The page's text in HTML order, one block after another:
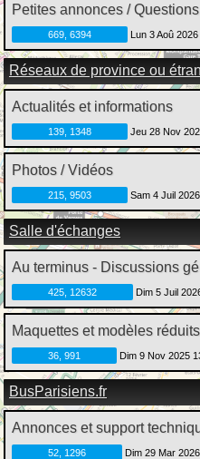
Petites annonces / Questions
669, 6394 Lun 3 Aoû
Réseaux de province ou
Actualités et informations
139, 1348 Jeu 28 Nov
Photos / Vidéos
215, 9503 Sam 4 Juil
Salle d'échanges
Au terminus - Discussions
425, 12632 Dim 5 Juil
Maquettes et modèles réduits
36, 991 Dim 9 Nov 2025
BusParisiens.fr
Annonces et support
52, 1296 Dim 29 Mar